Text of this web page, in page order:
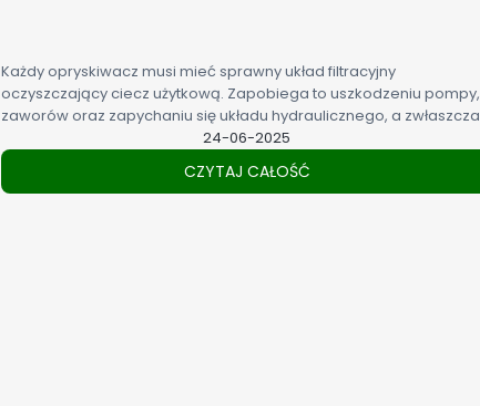
24-06-2025
Każdy opryskiwacz musi mieć sprawny układ filtracyjny
oczyszczający ciecz użytkową. Zapobiega to uszkodzeniu pompy,
zaworów oraz zapychaniu się układu hydraulicznego, a zwłaszcza
rozpylaczy. Prawidłowo zaprojektowane i umiejscowione filtry
opryskiwacza powinny umożliwiać ich łatwą obsługę bez użycia
narzędzi.
CZYTAJ CAŁOŚĆ